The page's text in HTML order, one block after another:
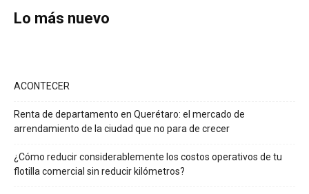
Lo más nuevo
ACONTECER
Renta de departamento en Querétaro: el mercado de
arrendamiento de la ciudad que no para de crecer
¿Cómo reducir considerablemente los costos operativos de tu
flotilla comercial sin reducir kilómetros?